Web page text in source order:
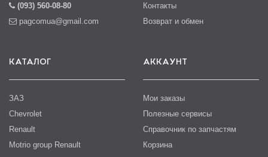
(093) 560-08-80
pagcomua@gmail.com
Контакты
Возврат и обмен
КАТАЛОГ
ЗАЗ
Chevrolet
Renault
Motrio group Renault
АККАУНТ
Мои заказы
Полезные сервисы
Справочник по запчастям
Корзина